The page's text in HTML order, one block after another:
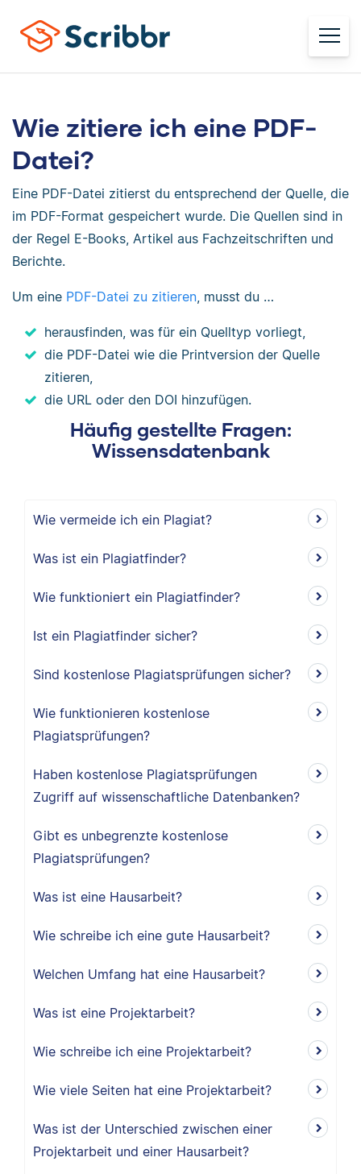
Wie zitiere ich eine PDF-
Datei?
Eine PDF-Datei zitierst du entsprechend der Quelle, die
im PDF-Format gespeichert wurde. Die Quellen sind in
der Regel E-Books, Artikel aus Fachzeitschriften und
Berichte.
Um eine PDF-Datei zu zitieren, musst du …
herausfinden, was für ein Quelltyp vorliegt,
die PDF-Datei wie die Printversion der Quelle
zitieren,
die URL oder den DOI hinzufügen.
Häufig gestellte Fragen:
Wissensdatenbank
Wie vermeide ich ein Plagiat?
Was ist ein Plagiatfinder?
Wie funktioniert ein Plagiatfinder?
Ist ein Plagiatfinder sicher?
Sind kostenlose Plagiatsprüfungen sicher?
Wie funktionieren kostenlose
Plagiatsprüfungen?
Haben kostenlose Plagiatsprüfungen
Zugriff auf wissenschaftliche Datenbanken?
Gibt es unbegrenzte kostenlose
Plagiatsprüfungen?
Was ist eine Hausarbeit?
Wie schreibe ich eine gute Hausarbeit?
Welchen Umfang hat eine Hausarbeit?
Was ist eine Projektarbeit?
Wie schreibe ich eine Projektarbeit?
Wie viele Seiten hat eine Projektarbeit?
Was ist der Unterschied zwischen einer
Projektarbeit und einer Hausarbeit?